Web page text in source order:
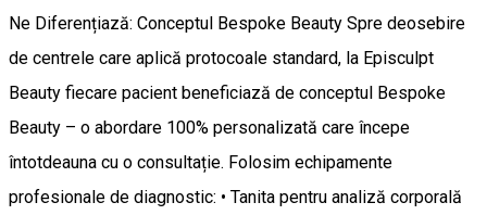
Ne Diferențiază: Conceptul Bespoke Beauty Spre deosebire
de centrele care aplică protocoale standard, la Episculpt
Beauty fiecare pacient beneficiază de conceptul Bespoke
Beauty – o abordare 100% personalizată care începe
întotdeauna cu o consultație. Folosim echipamente
profesionale de diagnostic: • Tanita pentru analiză corporală